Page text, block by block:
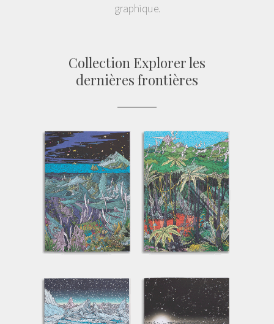
graphique.
Collection Explorer les
dernières frontières